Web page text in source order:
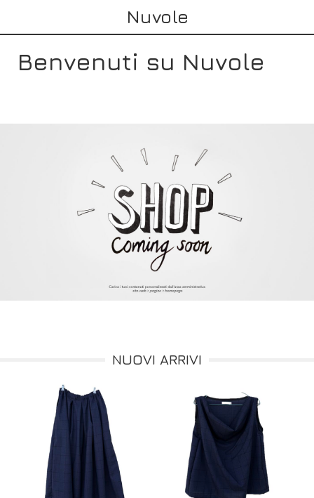
Nuvole
Benvenuti su Nuvole
NUOVI ARRIVI